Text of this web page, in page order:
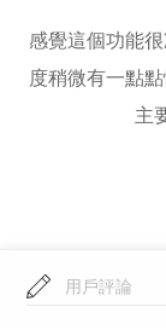
感覺這個功能
度稍微有一點
主
用戶評論